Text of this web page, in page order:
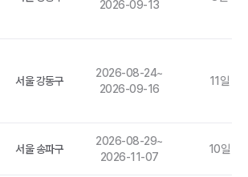
2026-09-13
서울 강동구
2026-08-24~
2026-09-16
11 일
서울 송파구
2026-08-29~
2026-11-07
10일